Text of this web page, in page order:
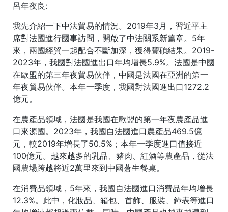
呂年夜良:
我先介紹一下中法貿易的情況。2019年3月，習近平主
席對法國進行國事訪問，開啟了中法關系新篇章。5年
來，兩國經貿一起配合不斷加深，獲得豐碩結果。2019-
2023年，我國對法國進出口年均增長5.9%。法國是中國
在歐盟的第三年夜貿易伙伴，中國是法國在亞洲的第一
年夜貿易伙伴。本年一季度，我國對法國進出口1272.2
億元。
在農產品領域，法國是我國在歐盟的第一年夜農產品進
口來源國。2023年，我國自法國進口農產品469.5億
元，較2019年增長了50.5%；本年一季度進口值接近
100億元。越來越多的乳品、豬肉、紅酒等農產品，從法
國農場跨越將近2萬里來到中國蒼生餐桌。
在消費品領域，5年來，我國自法國進口消費品年均增長
12.3%。此中，化妝品、箱包、首飾、服裝、鐘表等進口